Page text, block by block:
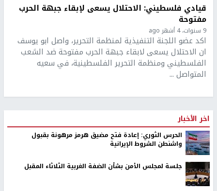
قيادي فلسطيني: الاحتلال يسعى لإبقاء جبهة الحرب
مفتوحة
9 سنوات، 4 أشهر ago
اكد عضو اللجنة التنفيذية لمنظمة التحرير، واصل ابو يوسف
ان الاحتلال يسعى لابقاء جبهة الحرب مفتوحة ضد الشعب
الفلسطيني ومنظمة التحرير الفلسطينية، في سعيه
المتواصل ...
اخر الأخبار
الحرس الثوري: إعادة فتح مضيق هرمز مرهونة بقبول
واشنطن الشروط الإيرانية
جلسة لمجلس الأمن بشأن الضفة الغربية الثلاثاء المقبل